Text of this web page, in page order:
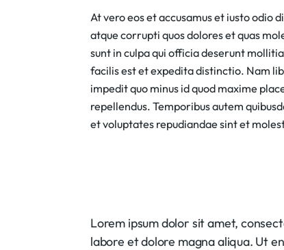
At vero eos et accusamus et iusto odio
atque corrupti quos dolores et quas
sunt in culpa qui officia deserunt
facilis est et expedita distinctio. Nam
impedit quo minus id quod maxime
repellendus. Temporibus autem
et voluptates repudiandae sint et
Lorem ipsum dolor sit amet,
labore et dolore magna aliqua. Ut